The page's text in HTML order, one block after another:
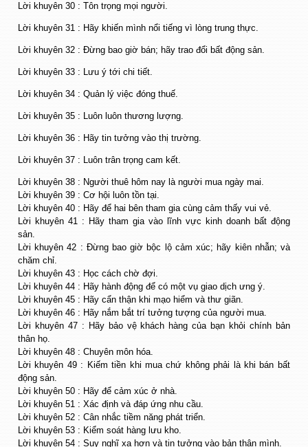
Lời khuyên 30 : Tôn trọng mọi người.
Lời khuyên 31 : Hãy khiến mình nổi tiếng vì lòng trung thực.
Lời khuyên 32 : Đừng bao giờ bán; hãy trao đổi bất động sản.
Lời khuyên 33 : Lưu ý tới chi tiết.
Lời khuyên 34 : Quản lý việc đóng thuế.
Lời khuyên 35 : Luôn luôn thương lượng.
Lời khuyên 36 : Hãy tin tưởng vào thị trường.
Lời khuyên 37 : Luôn trân trọng cam kết.
Lời khuyên 38 : Người thuê hôm nay là người mua ngày mai.
Lời khuyên 39 : Cơ hội luôn tồn tại.
Lời khuyên 40 : Hãy để hai bên tham gia cùng cảm thấy vui vẻ.
Lời khuyên 41 : Hãy tham gia vào lĩnh vực kinh doanh bất động
sản.
Lời khuyên 42 : Đừng bao giờ bộc lộ cảm xúc; hãy kiên nhẫn; và
chăm chỉ.
Lời khuyên 43 : Học cách chờ đợi.
Lời khuyên 44 : Hãy hành động để có một vụ giao dịch ưng ý.
Lời khuyên 45 : Hãy cẩn thận khi mạo hiểm và thư giãn.
Lời khuyên 46 : Hãy nắm bắt trí tưởng tượng của người mua.
Lời khuyên 47 : Hãy bảo vệ khách hàng của bạn khỏi chính bản
thân họ.
Lời khuyên 48 : Chuyên môn hóa.
Lời khuyên 49 : Kiếm tiền khi mua chứ không phải là khi bán bất
động sản.
Lời khuyên 50 : Hãy để cảm xúc ở nhà.
Lời khuyên 51 : Xác định và đáp ứng nhu cầu.
Lời khuyên 52 : Cân nhắc tiềm năng phát triển.
Lời khuyên 53 : Kiểm soát hàng lưu kho.
Lời khuyên 54 : Suy nghĩ xa hơn và tin tưởng vào bản thân mình.